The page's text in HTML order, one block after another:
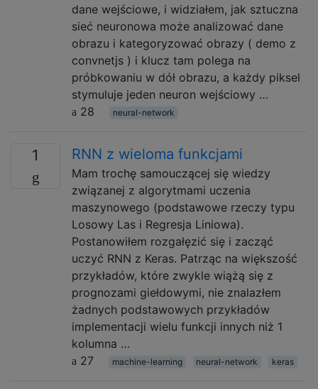
dane wejściowe, i widziałem, jak sztuczna
sieć neuronowa może analizować dane
obrazu i kategoryzować obrazy ( demo z
convnetjs ) i klucz tam polega na
próbkowaniu w dół obrazu, a każdy piksel
stymuluje jeden neuron wejściowy …
28
neural-network
1 RNN z wieloma funkcjami
Mam trochę samouczącej się wiedzy
związanej z algorytmami uczenia
maszynowego (podstawowe rzeczy typu
Losowy Las i Regresja Liniowa).
Postanowiłem rozgałęzić się i zacząć
uczyć RNN z Keras. Patrząc na większość
przykładów, które zwykle wiążą się z
prognozami giełdowymi, nie znalazłem
żadnych podstawowych przykładów
implementacji wielu funkcji innych niż 1
kolumna …
27
machine-learning neural-network keras